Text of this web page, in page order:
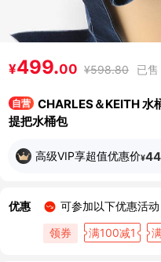
¥499.00 ¥598.80 已
自营 CHARLES＆KEITH
提把水桶包
高级VIP享超值优惠价¥
优惠
可参加以下优惠活动
领券
满100减1